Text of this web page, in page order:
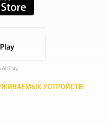
AirPlay
УСТРОЙСТВ